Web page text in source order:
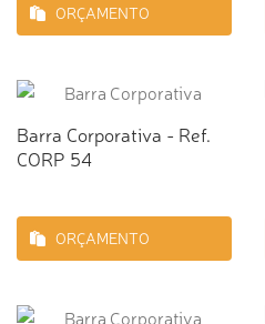
ORÇAMENTO
Barra Corporativa - Ref.
CORP 54
ORÇAMENTO